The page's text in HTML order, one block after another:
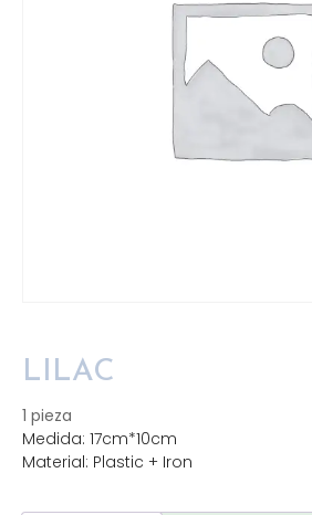
LILAC
1 pieza
Medida: 17cm*10cm
Material: Plastic + Iron